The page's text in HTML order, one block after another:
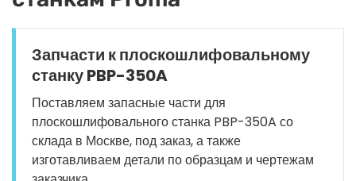
Запчасти к плоскошлифовальному
станку PBP-350A
Поставляем запасные части для
плоскошлифовального станка PBP-350A со
склада в Москве, под заказ, а также
изготавливаем детали по образцам и чертежам